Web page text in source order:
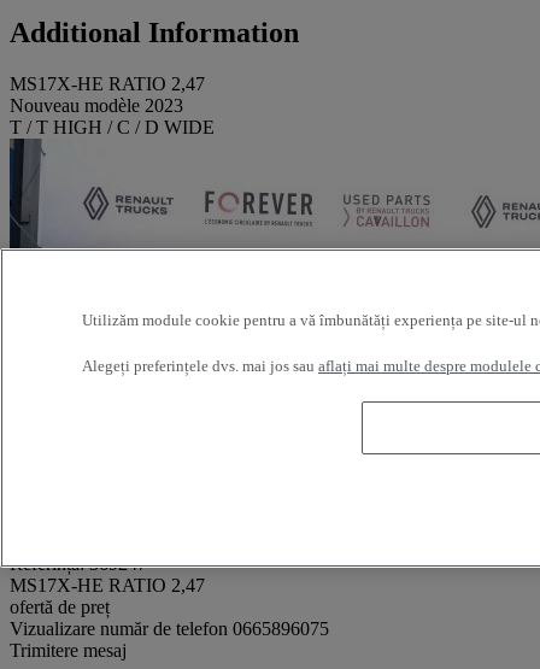
Additional Information
MS17X-HE RATIO 2,47
Nouveau modèle 2023
T / T HIGH / C / D WIDE
Referință: 369247
MS17X-HE RATIO 2,47
ofertă de preț
Vizualizare număr de telefon 0665896075
Trimitere mesaj
Utilizăm module cookie pentru a vă îmbunătăți experiența pe site-ul
Alegeți preferințele dvs. mai jos sau aflați mai multe despre modulele